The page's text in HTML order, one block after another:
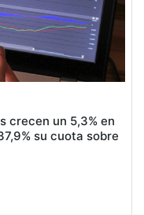
crecen un 5,3% en
su cuota sobre